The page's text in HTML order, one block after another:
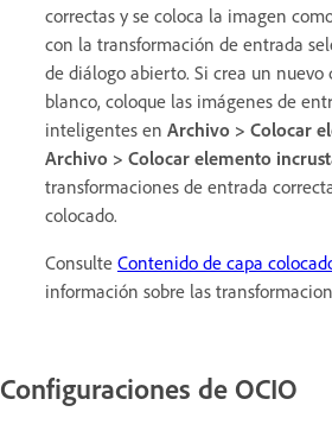
correctas y se coloca la imagen
con la transformación de entrada
de diálogo abierto. Si crea un nuevo
blanco, coloque las imágenes de
inteligentes en Archivo > Colocar
Archivo > Colocar elemento
transformaciones de entrada
colocado.
Consulte Contenido de capa
información sobre las
Configuraciones de OCIO